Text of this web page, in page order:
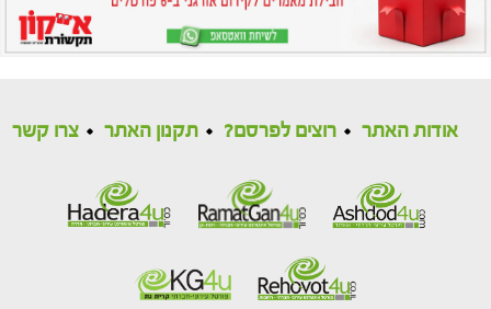
אודות האתר רוצים לפרסם? תקנון האתר צרו קשר